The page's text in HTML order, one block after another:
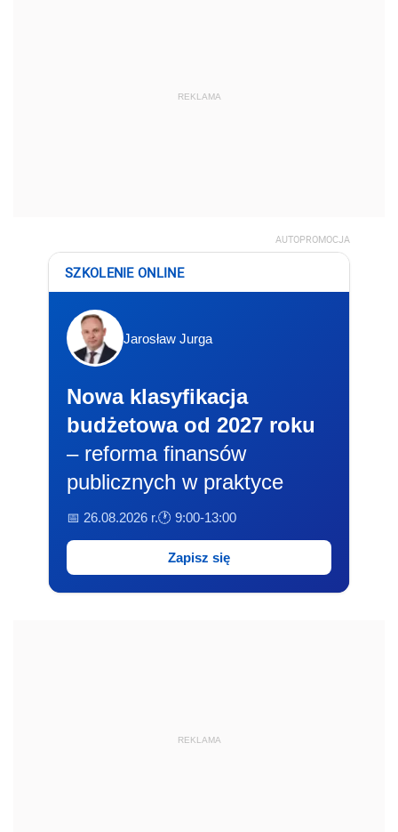
REKLAMA
AUTOPROMOCJA
SZKOLENIE ONLINE
Jarosław Jurga
Nowa klasyfikacja
budżetowa od 2027 roku
– reforma finansów
publicznych w praktyce
📅 26.08.2026 r.🕐 9:00-13:00
Zapisz się
REKLAMA